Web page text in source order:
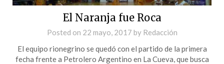
El Naranja fue Roca
Posted on 22 mayo, 2017 by Redacción
El equipo rionegrino se quedó con el partido de la primera
fecha frente a Petrolero Argentino en La Cueva, que busca